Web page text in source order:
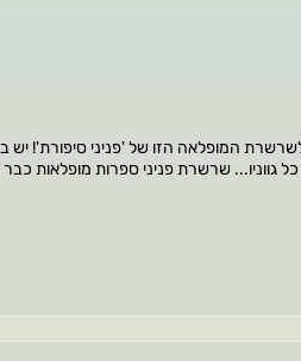
לשרשרת המופלאה הזו של 'פניני
כל גווניו... שרשרת פניני ספרות